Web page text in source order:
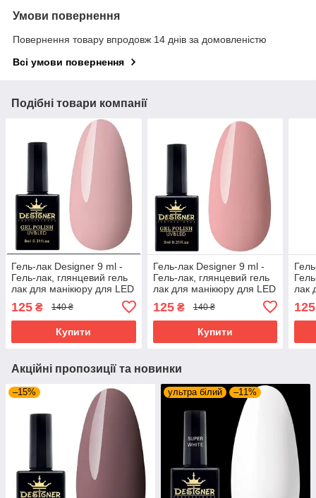
Умови повернення
Повернення товару впродовж 14 днів за домовленістю
Всі умови повернення
Подібні товари компанії
Гель-лак Designer 9 ml -
Гель-лак, глянцевий гель
лак для манікюру для LED
125 ₴ 140 ₴
Купити
Гель-лак Designer 9 ml -
Гель-лак, глянцевий гель
лак для манікюру для LED
125₴ 140 ₴
Купити
лак
125
Акційні пропозиції та новинки
–15% ультра білий –11%